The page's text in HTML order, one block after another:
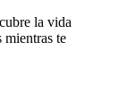
la vida
mientras te